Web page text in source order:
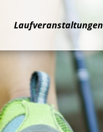
Laufveranstaltungen